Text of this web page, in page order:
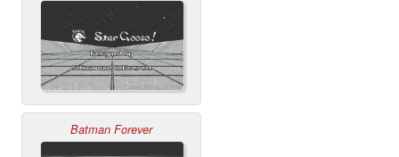
Batman Forever